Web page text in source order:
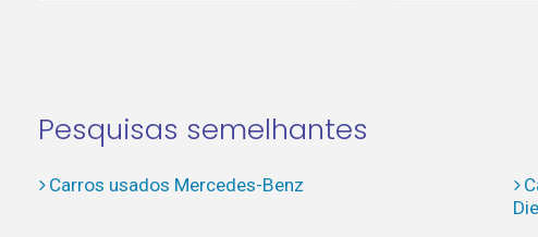
Pesquisas semelhantes
Carros usados Mercedes-Benz